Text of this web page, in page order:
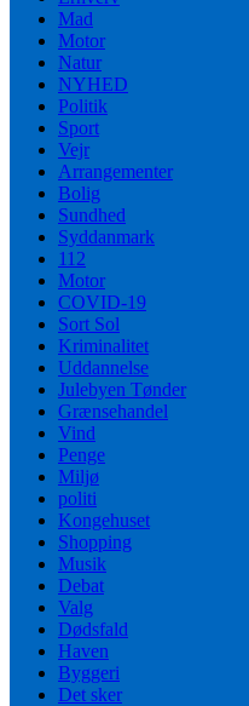
Mad
Motor
Natur
NYHED
Politik
Sport
Vejr
Arrangementer
Bolig
Sundhed
Syddanmark
112
Motor
COVID-19
Sort Sol
Kriminalitet
Uddannelse
Julebyen Tønder
Grænsehandel
Vind
Penge
Miljø
politi
Kongehuset
Shopping
Musik
Debat
Valg
Dødsfald
Haven
Byggeri
Det sker